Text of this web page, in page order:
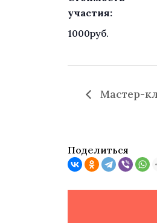
участия:
1000руб.
Мастер-
Поделиться